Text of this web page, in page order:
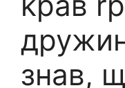
знав,